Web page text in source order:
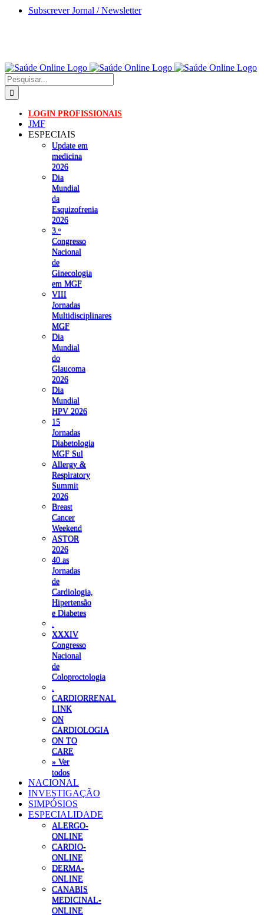
Skip
Subscrever Jornal / Newsletter
Pesquisar
LOGIN PROFISSIONAIS
JMF
ESPECIAIS
Update em
medicina
2026
Dia
Mundial
da
Esquizofrenia
2026
3.ᵒ
Congresso
Nacional
de
Ginecologia
em MGF
VIII
Jornadas
Multidisciplinares
MGF
Dia
Mundial
do
Glaucoma
2026
Dia
Mundial
HPV 2026
15
Jornadas
Diabetologia
MGF Sul
Allergy &
Respiratory
Summit
2026
Breast
Cancer
Weekend
ASTOR
2026
40.as
Jornadas
de
Cardiologia,
Hipertensão
e Diabetes
XXXIV
Congresso
Nacional
de
Coloproctologia
CARDIORRENAL
LINK
ON
CARDIOLOGIA
ON TO
CARE
» Ver
todos
NACIONAL
INVESTIGAÇÃO
SIMPÓSIOS
ESPECIALIDADE
ALERGO-
ONLINE
CARDIO-
ONLINE
DERMA-
ONLINE
CANABIS
MEDICINAL-
ONLINE